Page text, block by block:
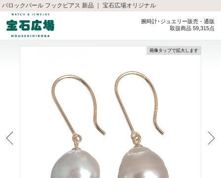
バロックパール フックピアス 新品 ｜ 宝石広場オリジナル
腕時計･ジュエリー販売・通販
取扱商品 59,315点
画像タップで拡大します